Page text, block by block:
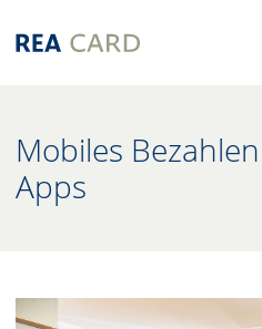
Mobiles
Apps